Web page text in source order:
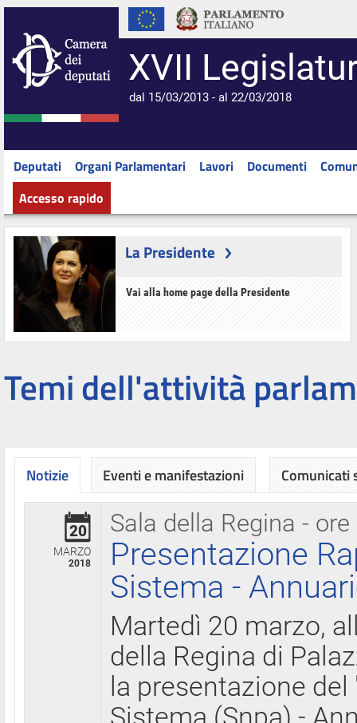
XVII
dal 15/03/2013 - al 22/03/2018
Deputati Organi Parlamentari Lavori Documenti
Accesso rapido
La Presidente
Vai alla home page della Presidente
Temi dell'attività
Notizie
Sala della Regina - ore
20
MARZO
2018
Presentazione
Sistema -
Martedì 20 marzo,
della Regina di
la presentazione
Eventi e manifestazioni Comunicati